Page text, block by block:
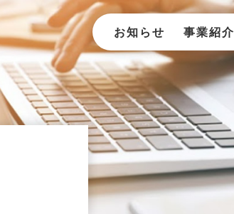
お知らせ 事業紹介